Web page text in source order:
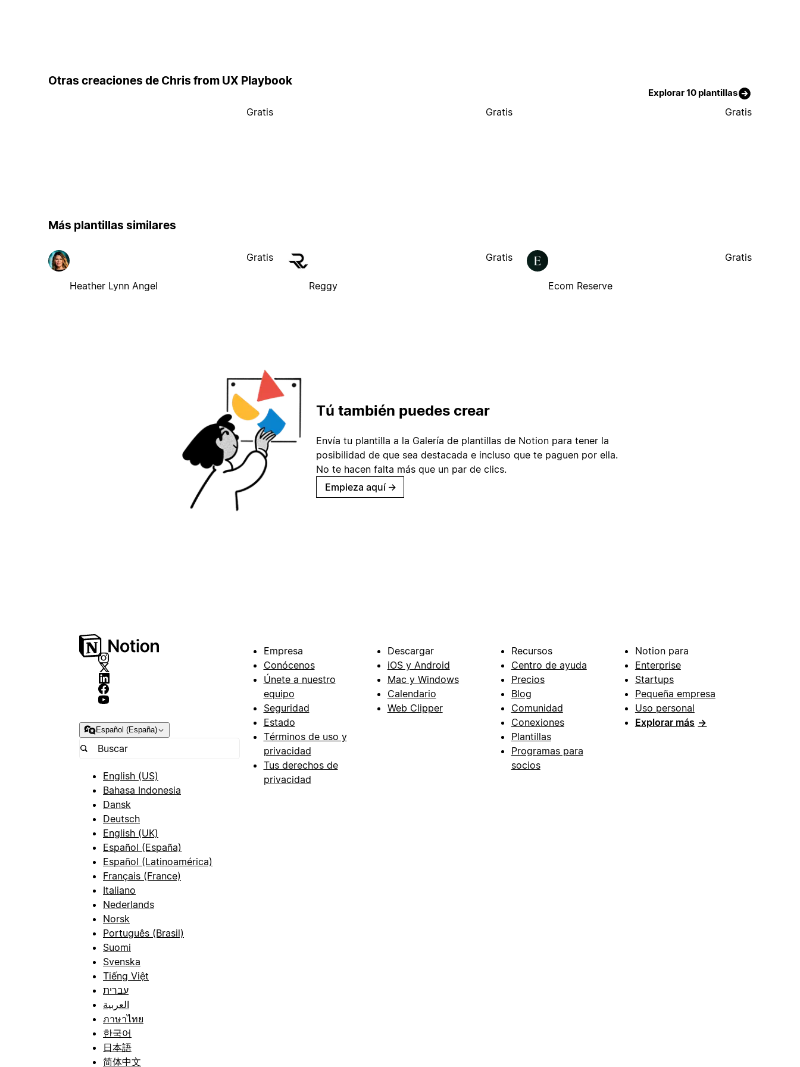
Otras creaciones de Chris from UX Playbook
Explorar 10 plantillas
Gratis Gratis Gratis
Más plantillas similares
Heather Lynn Angel
Gratis
Reggy
Gratis
Ecom Reserve
Gratis
Tú también puedes crear
Envía tu plantilla a la Galería de plantillas de Notion para tener la
posibilidad de que sea destacada e incluso que te paguen por ella.
No te hacen falta más que un par de clics.
Empieza aquí →
Español (España)
English (US)
Bahasa Indonesia
Dansk
Deutsch
English (UK)
Español (España)
Español (Latinoamérica)
Français (France)
Italiano
Nederlands
Norsk
Português (Brasil)
Suomi
Svenska
Tiếng Việt
עברית
العربية
ภาษาไทย
한국어
日本語
简体中文
Empresa
Conócenos
Únete a nuestro
equipo
Seguridad
Estado
Términos de uso y
privacidad
Tus derechos de
privacidad
Descargar
iOS y Android
Mac y Windows
Calendario
Web Clipper
Recursos
Centro de ayuda
Precios
Blog
Comunidad
Conexiones
Plantillas
Programas para
socios
Notion para
Enterprise
Startups
Pequeña empresa
Uso personal
Explorar más →